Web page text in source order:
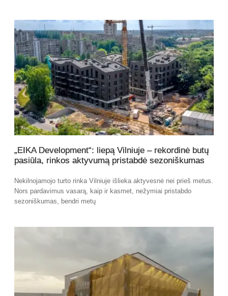
„EIKA Development“: liepą Vilniuje – rekordinė butų
pasiūla, rinkos aktyvumą pristabdė sezoniškumas
Nekilnojamojo turto rinka Vilniuje išlieka aktyvesnė nei prieš metus.
Nors pardavimus vasarą, kaip ir kasmet, nežymiai pristabdo
sezoniškumas, bendri metų